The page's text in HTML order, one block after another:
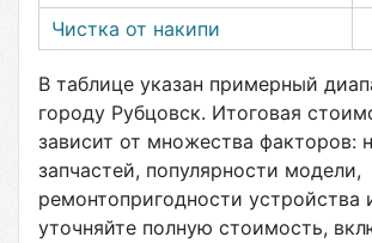
Чистка от накипи
В таблице указан примерный
городу Рубцовск. Итоговая
зависит от множества факторов:
запчастей, популярности модели,
ремонтопригодности устройства
уточняйте полную стоимость,